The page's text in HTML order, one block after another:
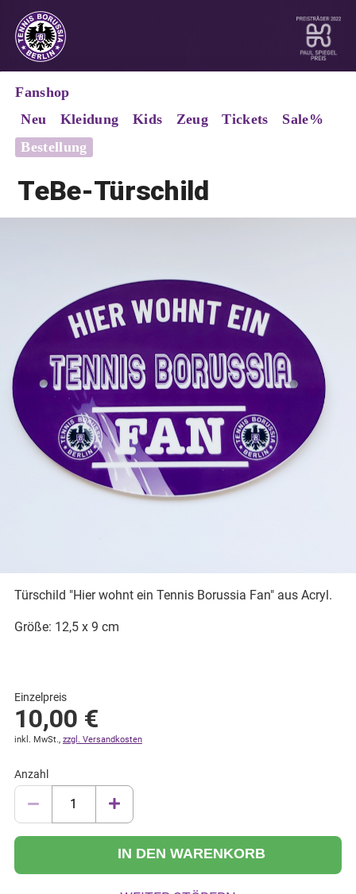
Fanshop
Neu
Kleidung Kids Zeug Tickets
Sale%
Bestellung
TeBe-Türschild
Türschild "Hier wohnt ein Tennis Borussia Fan" aus Acryl.
Größe: 12,5 x 9 cm
Einzelpreis
10,00 €
inkl. MwSt., zzgl. Versandkosten
Anzahl
IN DEN WARENKORB